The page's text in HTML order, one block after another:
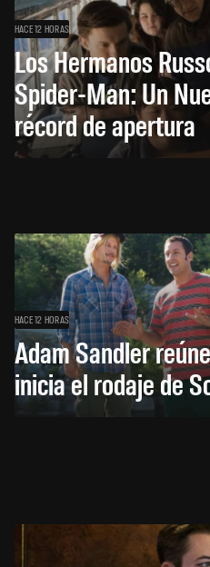
HACE 12 HORAS
Los Hermanos
Spider-Man: Un
récord de apertura
HACE 12 HORAS
Adam Sandler
inicia el rodaje de